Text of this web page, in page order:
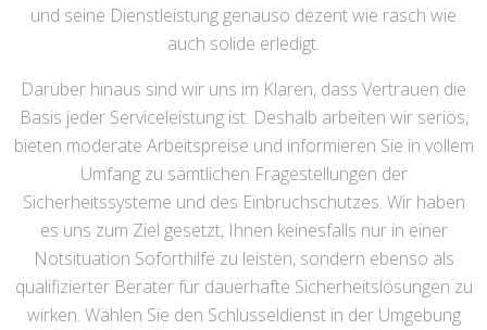
und seine Dienstleistung genauso dezent wie rasch wie
auch solide erledigt.
Darüber hinaus sind wir uns im Klaren, dass Vertrauen die
Basis jeder Serviceleistung ist. Deshalb arbeiten wir seriös,
bieten moderate Arbeitspreise und informieren Sie in vollem
Umfang zu sämtlichen Fragestellungen der
Sicherheitssysteme und des Einbruchschutzes. Wir haben
es uns zum Ziel gesetzt, Ihnen keinesfalls nur in einer
Notsituation Soforthilfe zu leisten, sondern ebenso als
qualifizierter Berater für dauerhafte Sicherheitslösungen zu
wirken. Wählen Sie den Schlüsseldienst in der Umgebung